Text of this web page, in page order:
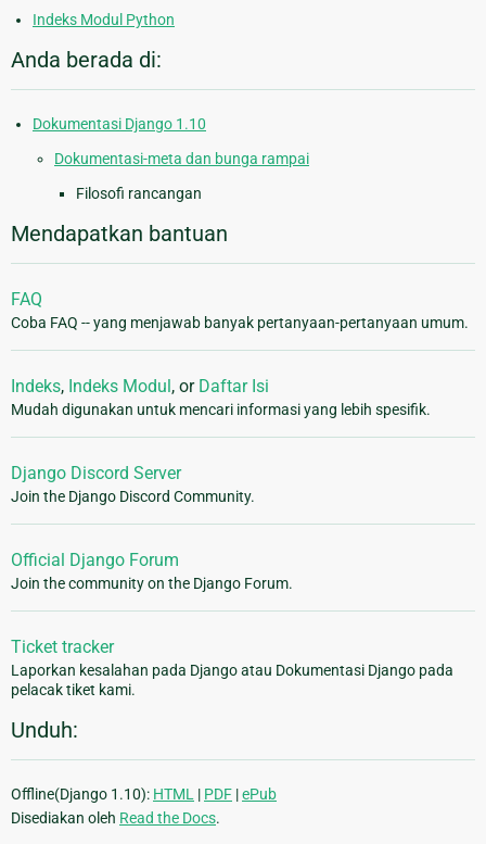
Indeks Modul Python
Anda berada di:
Dokumentasi Django 1.10
Dokumentasi-meta dan bunga rampai
Filosofi rancangan
Mendapatkan bantuan
FAQ
Coba FAQ -- yang menjawab banyak pertanyaan-pertanyaan umum.
Indeks, Indeks Modul , or Daftar Isi
Mudah digunakan untuk mencari informasi yang lebih spesifik.
Django Discord Server
Join the Django Discord Community.
Official Django Forum
Join the community on the Django Forum.
Ticket tracker
Laporkan kesalahan pada Django atau Dokumentasi Django pada
pelacak tiket kami.
Unduh:
Offline(Django 1.10): HTML | PDF |ePub
Disediakan oleh Read the Docs.